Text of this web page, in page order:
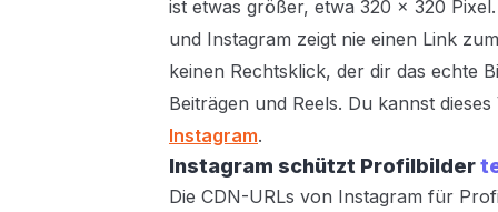
ist etwas größer, etwa 320 × 320
und Instagram zeigt nie einen Link
keinen Rechtsklick, der dir das echte
Beiträgen und Reels. Du kannst
Instagram.
Instagram schützt Profilbilder
Die CDN-URLs von Instagram für